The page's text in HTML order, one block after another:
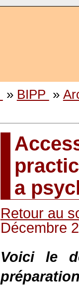
» BIPP »
a
Retour au
Décembre
Voici le